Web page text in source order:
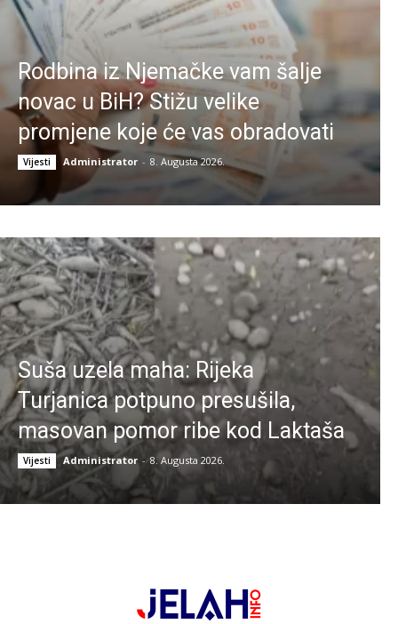
Rodbina iz Njemačke vam šalje
novac u BiH? Stižu velike
promjene koje će vas obradovati
Vijesti Administrator - 8. Augusta 2026.
Suša uzela maha: Rijeka
Turjanica potpuno presušila,
masovan pomor ribe kod Laktaša
Vijesti Administrator - 8. Augusta 2026.